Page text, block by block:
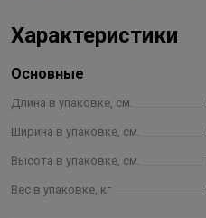
Характеристики
Основные
Длина в упаковке, см.
Ширина в упаковке, см.
Высота в упаковке, см.
Вес в упаковке, кг